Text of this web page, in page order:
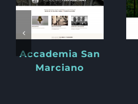
Accademia San
Marciano